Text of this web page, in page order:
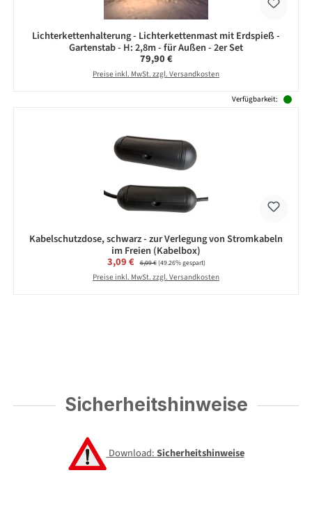
Lichterkettenhalterung - Lichterkettenmast mit Erdspieß -
Gartenstab - H: 2,8m - für Außen - 2er Set
Regulärer Preis:
79,90 €
Preise inkl. MwSt. zzgl. Versandkosten
Verfügbarkeit:
Kabelschutzdose, schwarz - zur Verlegung von Stromkabeln
im Freien (Kabelbox)
Verkaufspreis:
3,09 € Regulärer Preis:
6,09 €(49.26% gespart)
Preise inkl. MwSt. zzgl. Versandkosten
Sicherheitshinweise
Download:Sicherheitshinweise